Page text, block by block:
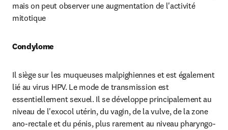
mais on peut observer une augmentation de l'activité
mitotique
Condylome
Il siège sur les muqueuses malpighiennes et est également
lié au virus HPV. Le mode de transmission est
essentiellement sexuel. Il se développe principalement au
niveau de l'exocol utérin, du vagin, de la vulve, de la zone
ano-rectale et du pénis, plus rarement au niveau pharyngo-